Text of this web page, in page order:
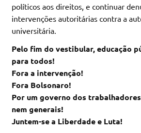
políticos aos direitos, e continuar
intervenções autoritárias contra a
universitária.
Pelo fim do vestibular, educação
para todos!
Fora a intervenção!
Fora Bolsonaro!
Por um governo dos
nem generais!
Juntem-se a Liberdade e Luta!